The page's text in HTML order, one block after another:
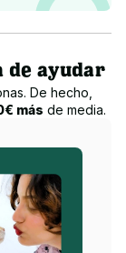
y así realizar
de cada uno
de ayudar
De hecho,
más de media.